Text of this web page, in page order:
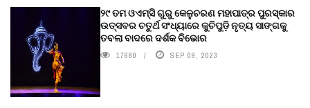
୨୯ ତମ ଓଏମ୍‌ସି ଗୁରୁ କେଳୁଚରଣ ମହାପାତ୍ର ପୁରସ୍କାର
ଉତ୍ସବର ଚତୁର୍ଥ ସଂଧ୍ୟାରେ କୁଚିପୁଡ଼ି ନୃତ୍ୟ ସାଙ୍ଗକୁ
ତବଲା ବାଦରେ ଦର୍ଶକ ବିଭୋର
17680 SEP 09, 2023